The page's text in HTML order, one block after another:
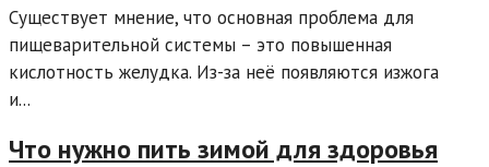
Существует мнение, что основная проблема для
пищеварительной системы – это повышенная
кислотность желудка. Из-за неё появляются изжога
и...
Что нужно пить зимой для здоровья